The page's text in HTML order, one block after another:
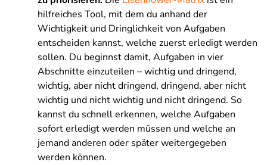
hilfreiches Tool, mit dem du anhand der
Wichtigkeit und Dringlichkeit von Aufgaben
entscheiden kannst, welche zuerst erledigt werden
sollen. Du beginnst damit, Aufgaben in vier
Abschnitte einzuteilen – wichtig und dringend,
wichtig, aber nicht dringend, dringend, aber nicht
wichtig und nicht wichtig und nicht dringend. So
kannst du schnell erkennen, welche Aufgaben
sofort erledigt werden müssen und welche an
jemand anderen oder später weitergegeben
werden können.